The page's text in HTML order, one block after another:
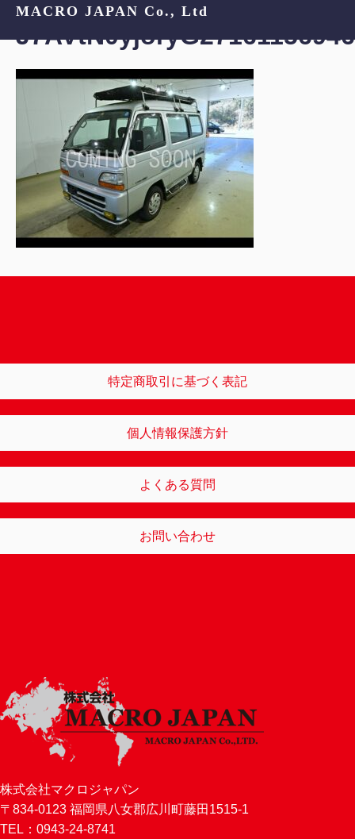
MACRO JAPAN Co., Ltd
特定商取引に基づく表記
個人情報保護方針
よくある質問
お問い合わせ
株式会社マクロジャパン
〒834-0123 福岡県八女郡広川町藤田1515-1
TEL：0943-24-8741